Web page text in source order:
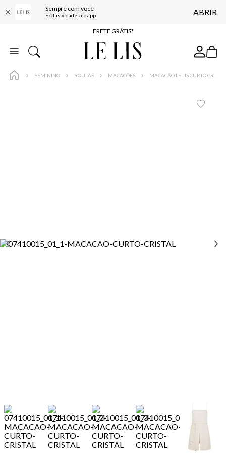
Sempre com você
Exclusividades no app ABRIR
ENTREGA EXPRESSA*
FRETE GRÁTIS*
BAIXE O APP
FEMININO ROUPAS MACACÕES